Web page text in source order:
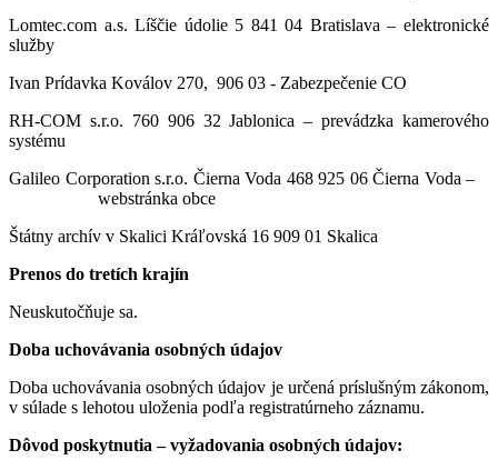
Lomtec.com a.s. Líščie údolie 5 841 04 Bratislava – elektronické
služby
Ivan Prídavka Koválov 270, 906 03 - Zabezpečenie CO
RH-COM s.r.o. 760 906 32 Jablonica – prevádzka kamerového
systému
Galileo Corporation s.r.o. Čierna Voda 468 925 06 Čierna Voda –
webstránka obce
Štátny archív v Skalici Kráľovská 16 909 01 Skalica
Prenos do tretích krajín
Neuskutočňuje sa.
Doba uchovávania osobných údajov
Doba uchovávania osobných údajov je určená príslušným zákonom,
v súlade s lehotou uloženia podľa registratúrneho záznamu.
Dôvod poskytnutia – vyžadovania osobných údajov: